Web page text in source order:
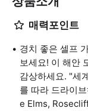
매력포인트
경치 좋은 셀프
보세요! 이 해안
감상하세요. "세
를 따라 드라이
e Elms,